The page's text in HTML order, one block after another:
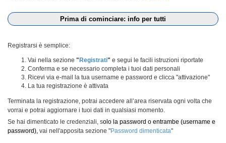
Prima di cominciare: info per tutti
Registrarsi è semplice:
Vai nella sezione " Registrati" e segui le facili istruzioni riportate
Conferma e se necessario completa i tuoi dati personali
Ricevi via e-mail la tua username e password e clicca "attivazione"
La tua registrazione è attivata
Terminata la registrazione, potrai accedere all’area riservata ogni volta che
vorrai e potrai aggiornare i tuoi dati in qualsiasi momento.
Se hai dimenticato le credenziali, solo la password o entrambe (username e
password), vai nell'apposita sezione "Password dimenticata"